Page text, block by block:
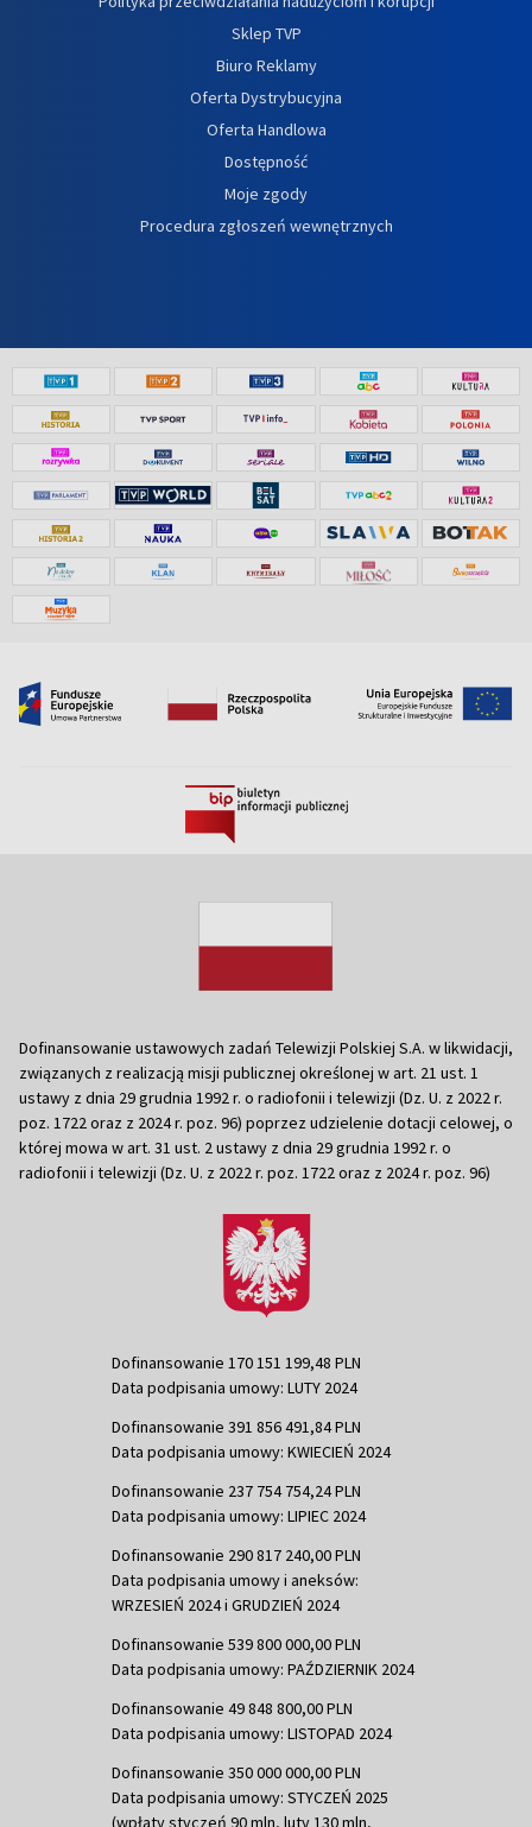
Sklep TVP
Biuro Reklamy
Oferta Dystrybucyjna
Oferta Handlowa
Dostępność
Moje zgody
Procedura zgłoszeń wewnętrznych
Dofinansowanie ustawowych zadań Telewizji Polskiej S.A. w likwidacji,
związanych z realizacją misji publicznej określonej w art. 21 ust. 1
ustawy z dnia 29 grudnia 1992 r. o radiofonii i telewizji (Dz. U. z 2022 r.
poz. 1722 oraz z 2024 r. poz. 96) poprzez udzielenie dotacji celowej, o
której mowa w art. 31 ust. 2 ustawy z dnia 29 grudnia 1992 r. o
radiofonii i telewizji (Dz. U. z 2022 r. poz. 1722 oraz z 2024 r. poz. 96)
Dofinansowanie 170 151 199,48 PLN
Data podpisania umowy: LUTY 2024
Dofinansowanie 391 856 491,84 PLN
Data podpisania umowy: KWIECIEŃ 2024
Dofinansowanie 237 754 754,24 PLN
Data podpisania umowy: LIPIEC 2024
Dofinansowanie 290 817 240,00 PLN
Data podpisania umowy i aneksów:
WRZESIEŃ 2024 i GRUDZIEŃ 2024
Dofinansowanie 539 800 000,00 PLN
Data podpisania umowy: PAŹDZIERNIK 2024
Dofinansowanie 49 848 800,00 PLN
Data podpisania umowy: LISTOPAD 2024
Dofinansowanie 350 000 000,00 PLN
Data podpisania umowy: STYCZEŃ 2025
(wpłaty styczeń 90 mln, luty 130 mln,